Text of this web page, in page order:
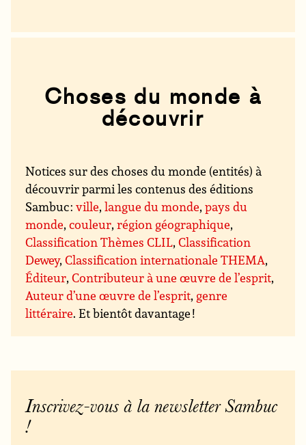
Choses du monde à
découvrir
Notices sur des choses du monde (entités) à
découvrir parmi les contenus des éditions
Sambuc :ville,langue du monde,pays du
monde,couleur,région géographique,
Classification Thèmes CLIL,Classification
Dewey,Classification internationale THEMA,
Éditeur,Contributeur à une œuvre de l’esprit,
Auteur d’une œuvre de l’esprit, genre
littéraire. Et bientôt davantage !
Inscrivez-vous à la newsletter Sambuc
!